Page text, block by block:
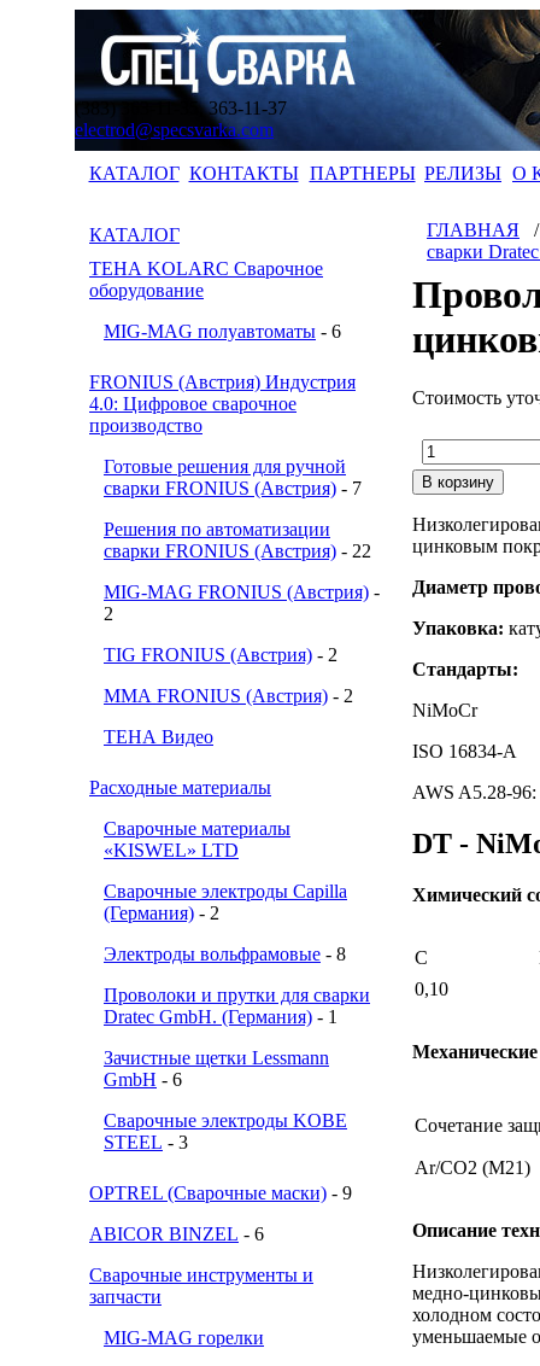
(383) 363-11-35, 363-11-37
electrod@specsvarka.com
КАТАЛОГ КОНТАКТЫ ПАРТНЕРЫ РЕЛИЗЫ О
КАТАЛОГ
ТЕНА KOLARC Сварочное
оборудование
MIG-MAG полуавтоматы - 6
FRONIUS (Австрия) Индустрия
4.0: Цифровое сварочное
производство
Готовые решения для ручной
сварки FRONIUS (Австрия) - 7
Решения по автоматизации
сварки FRONIUS (Австрия) - 22
MIG-MAG FRONIUS (Австрия) -
2
TIG FRONIUS (Австрия) - 2
ММА FRONIUS (Австрия) - 2
ТЕНА Видео
Расходные материалы
Сварочные материалы
«KISWEL» LTD
Сварочные электроды Capilla
(Германия) - 2
Электроды вольфрамовые - 8
Проволоки и прутки для сварки
Dratec GmbH. (Германия) - 1
Зачистные щетки Lessmann
GmbH - 6
Сварочные электроды KOBE
STEEL - 3
OPTREL (Сварочные маски) - 9
ABICOR BINZEL - 6
Сварочные инструменты и
запчасти
MIG-MAG горелки
ГЛАВНАЯ
сварки
Стоимость
цинковым
Диаметр
Упаковка:
Стандарты:
NiMoCr
ISO 16834-A
AWS A5.28-
DT -
Химический
C
0,10
Сочетание
Ar/CO2 (M21)
Описание
медно-
холодном
уменьшаемые